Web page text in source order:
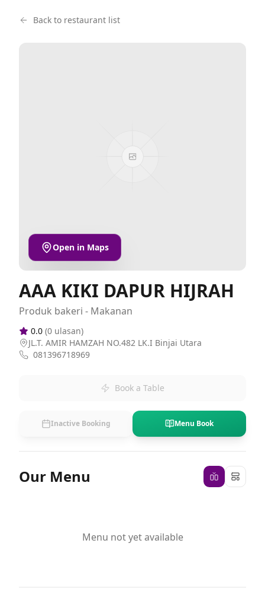
Back to restaurant list
Open in Maps
AAA KIKI DAPUR HIJRAH
Produk bakeri - Makanan
0.0 (0 ulasan)
JL.T. AMIR HAMZAH NO.482 LK.I Binjai Utara
081396718969
Book a Table
Inactive Booking Menu Book
Our Menu
Menu not yet available